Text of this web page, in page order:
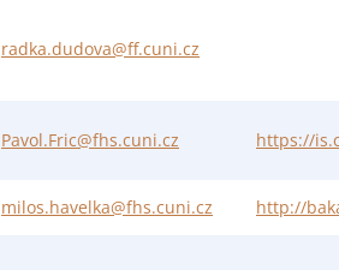
radka.dudova@ff.cuni.cz
Pavol.Fric@fhs.cuni.cz https://
milos.havelka@fhs.cuni.cz
http://